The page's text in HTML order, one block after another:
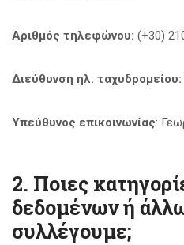
Αριθμός τηλεφώνου: (+30)
Διεύθυνση ηλ. ταχυδρομείου:
Υπεύθυνος επικοινωνίας:
2. Ποιες
δεδομένων ή
συλλέγουμε;